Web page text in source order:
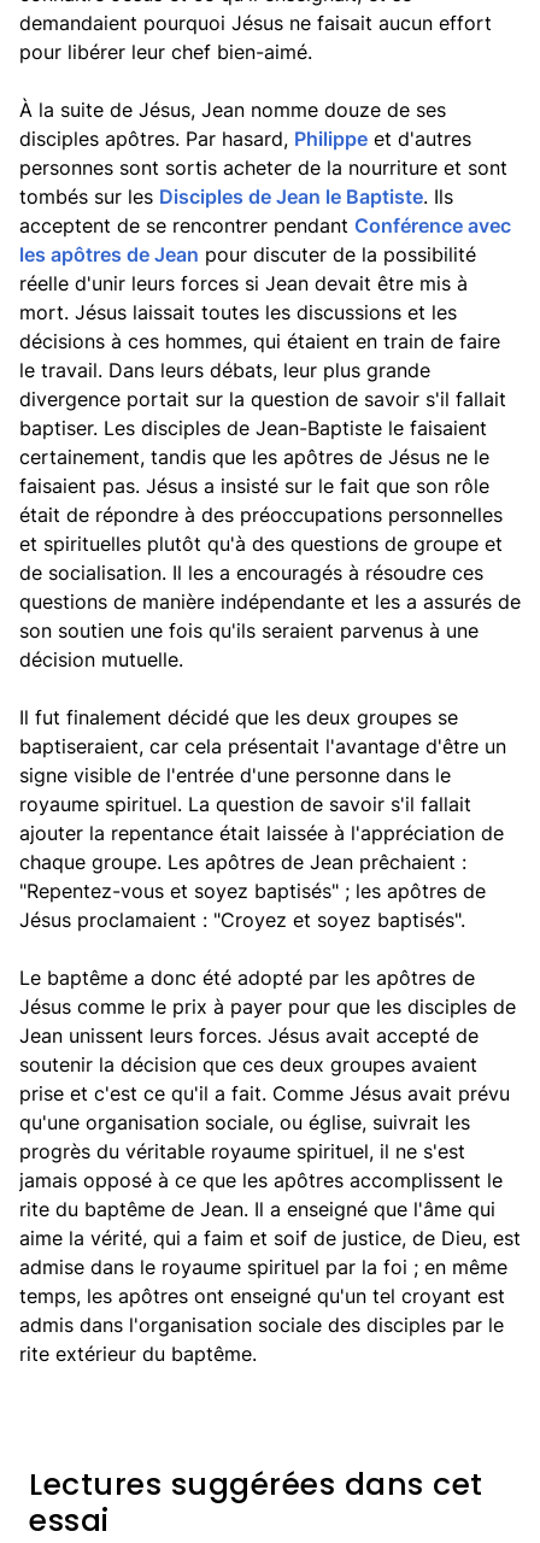
demandaient pourquoi Jésus ne faisait aucun effort
pour libérer leur chef bien-aimé.
À la suite de Jésus, Jean nomme douze de ses
disciples apôtres. Par hasard, Philippe et d'autres
personnes sont sortis acheter de la nourriture et sont
tombés sur les Disciples de Jean le Baptiste. Ils
acceptent de se rencontrer pendant Conférence avec
les apôtres de Jean pour discuter de la possibilité
réelle d'unir leurs forces si Jean devait être mis à
mort. Jésus laissait toutes les discussions et les
décisions à ces hommes, qui étaient en train de faire
le travail. Dans leurs débats, leur plus grande
divergence portait sur la question de savoir s'il fallait
baptiser. Les disciples de Jean-Baptiste le faisaient
certainement, tandis que les apôtres de Jésus ne le
faisaient pas. Jésus a insisté sur le fait que son rôle
était de répondre à des préoccupations personnelles
et spirituelles plutôt qu'à des questions de groupe et
de socialisation. Il les a encouragés à résoudre ces
questions de manière indépendante et les a assurés de
son soutien une fois qu'ils seraient parvenus à une
décision mutuelle.
Il fut finalement décidé que les deux groupes se
baptiseraient, car cela présentait l'avantage d'être un
signe visible de l'entrée d'une personne dans le
royaume spirituel. La question de savoir s'il fallait
ajouter la repentance était laissée à l'appréciation de
chaque groupe. Les apôtres de Jean prêchaient :
"Repentez-vous et soyez baptisés" ; les apôtres de
Jésus proclamaient : "Croyez et soyez baptisés".
Le baptême a donc été adopté par les apôtres de
Jésus comme le prix à payer pour que les disciples de
Jean unissent leurs forces. Jésus avait accepté de
soutenir la décision que ces deux groupes avaient
prise et c'est ce qu'il a fait. Comme Jésus avait prévu
qu'une organisation sociale, ou église, suivrait les
progrès du véritable royaume spirituel, il ne s'est
jamais opposé à ce que les apôtres accomplissent le
rite du baptême de Jean. Il a enseigné que l'âme qui
aime la vérité, qui a faim et soif de justice, de Dieu, est
admise dans le royaume spirituel par la foi ; en même
temps, les apôtres ont enseigné qu'un tel croyant est
admis dans l'organisation sociale des disciples par le
rite extérieur du baptême.
Lectures suggérées dans cet
essai